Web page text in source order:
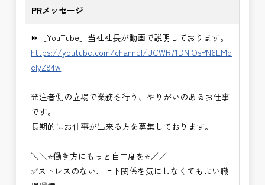
・電気工事監督支援業務
・積算技術業務
・設計コンサルティング業務（数量算出、図面の
修正など）
・河川巡視支援業務
・道路許認可審査・適正化指導業務
・調査設計資料作成業務
・施工体制調査員
※応募書類等の送付方法につきましては、基本的に
Ｅメールで送付
頂きたいと思います。
PRメッセージ
⏩［YouTube］当社社長が動画で説明しております。
https://youtube.com/channel/UCWR71DNlOsPN6LMd
eIyZ84w
発注者側の立場で業務を行う、やりがいのあるお仕事
です。
長期的にお仕事が出来る方を募集しております。
＼＼⭐働き方にもっと自由度を⭐／／
✅ストレスのない、上下関係を気にしなくてもよい職